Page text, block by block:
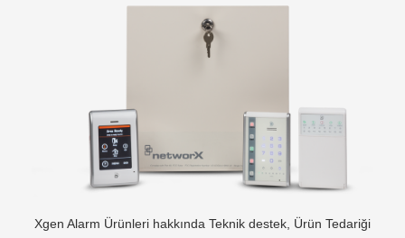
Xgen Alarm Ürünleri hakkında Teknik destek, Ürün Tedariği